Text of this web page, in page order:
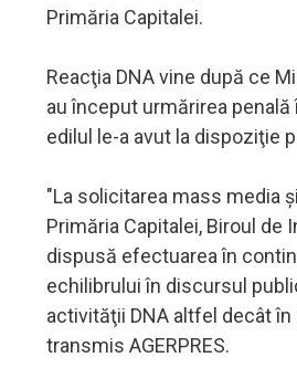
Primăria Capitalei.
Reacţia DNA vine după ce
au început urmărirea
edilul le-a avut la dispoziţie
"La solicitarea mass media
Primăria Capitalei, Biroul
dispusă efectuarea în
echilibrului în discursul
activităţii DNA altfel decât
transmis AGERPRES.